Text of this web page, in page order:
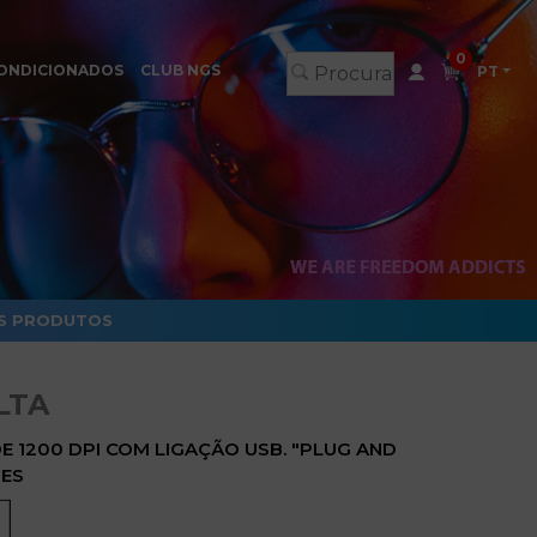
CLUB NGS
0
PT
PRODUTOS
1200 DPI COM LIGAÇÃO USB. "PLUG AND